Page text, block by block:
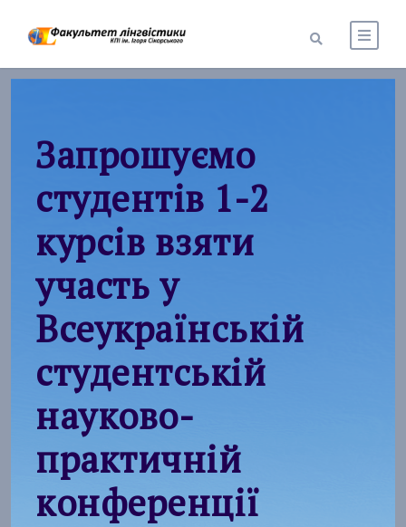
Запрошуємо
студентів 1-2
курсів взяти
участь у
Всеукраїнській
студентській
науково-
практичній
конференції